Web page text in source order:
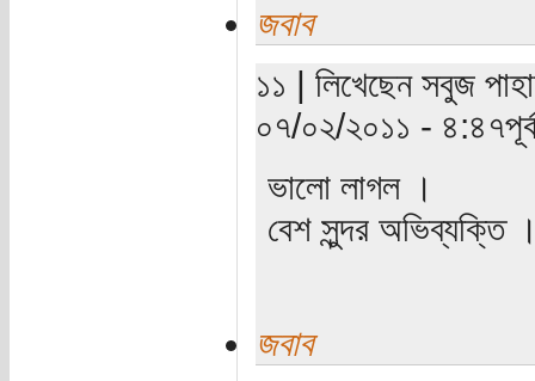
জবাব
১১ | লিখেছেন সবুজ
০৭/০২/২০১১ -
ভালো লাগল ।
বেশ সুন্দর অভিব্যক্তি
জবাব